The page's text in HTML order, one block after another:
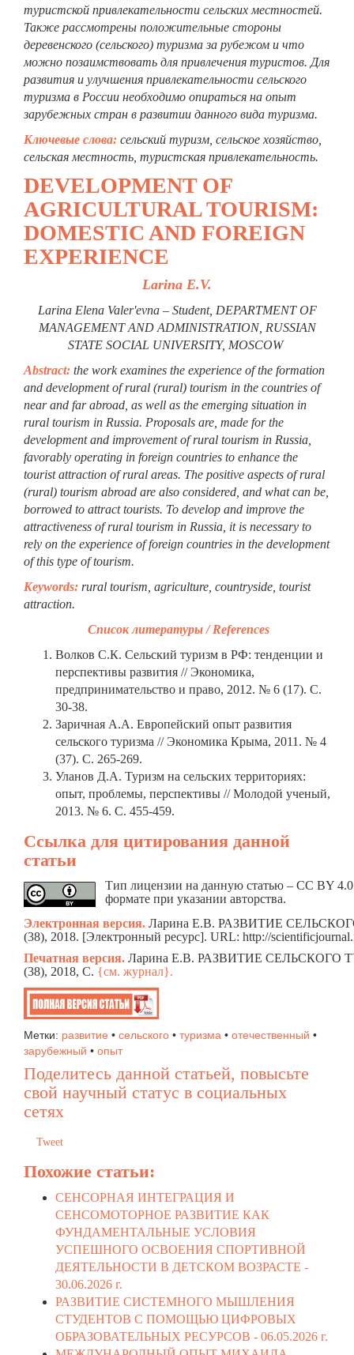
туристской привлекательности сельских местностей.
Также рассмотрены положительные стороны
деревенского (сельского) туризма за рубежом и что
можно позаимствовать для привлечения туристов. Для
развития и улучшения привлекательности сельского
туризма в России необходимо опираться на опыт
зарубежных стран в развитии данного вида туризма.
Ключевые слова: сельский туризм, сельское хозяйство,
сельская местность, туристская привлекательность.
DEVELOPMENT OF
AGRICULTURAL TOURISM:
DOMESTIC AND FOREIGN
EXPERIENCE
Larina E.V.
Larina Elena Valer'evna – Student, DEPARTMENT OF
MANAGEMENT AND ADMINISTRATION, RUSSIAN
STATE SOCIAL UNIVERSITY, MOSCOW
Abstract: the work examines the experience of the formation
and development of rural (rural) tourism in the countries of
near and far abroad, as well as the emerging situation in
rural tourism in Russia. Proposals are, made for the
development and improvement of rural tourism in Russia,
favorably operating in foreign countries to enhance the
tourist attraction of rural areas. The positive aspects of rural
(rural) tourism abroad are also considered, and what can be,
borrowed to attract tourists. To develop and improve the
attractiveness of rural tourism in Russia, it is necessary to
rely on the experience of foreign countries in the development
of this type of tourism.
Keywords: rural tourism, agriculture, countryside, tourist
attraction.
Список литературы / References
Волков С.К. Сельский туризм в РФ: тенденции и
перспективы развития // Экономика,
предпринимательство и право, 2012. № 6 (17). С.
30-38.
Заричная А.А. Европейский опыт развития
сельского туризма // Экономика Крыма, 2011. № 4
(37). С. 265-269.
Уланов Д.А. Туризм на сельских территориях:
опыт, проблемы, перспективы // Молодой ученый,
2013. № 6. С. 455-459.
Ссылка для цитирования данной
статьи
Тип лицензии на данную статью – CC BY
формате при указании авторства.
Электронная версия. Ларина Е.В. РАЗВИТИЕ
(38), 2018. [Электронный ресурс]. URL: http://
Печатная версия. Ларина Е.В. РАЗВИТИЕ СЕЛЬСКОГО
(38), 2018, C. {см. журнал}.
Метки: развитие • сельского • туризма • отечественный •
зарубежный • опыт
Поделитесь данной статьей, повысьте
свой научный статус в социальных
сетях
Tweet
Похожие статьи:
СЕНСОРНАЯ ИНТЕГРАЦИЯ И
СЕНСОМОТОРНОЕ РАЗВИТИЕ КАК
ФУНДАМЕНТАЛЬНЫЕ УСЛОВИЯ
УСПЕШНОГО ОСВОЕНИЯ СПОРТИВНОЙ
ДЕЯТЕЛЬНОСТИ В ДЕТСКОМ ВОЗРАСТЕ -
30.06.2026 г.
РАЗВИТИЕ СИСТЕМНОГО МЫШЛЕНИЯ
СТУДЕНТОВ С ПОМОЩЬЮ ЦИФРОВЫХ
ОБРАЗОВАТЕЛЬНЫХ РЕСУРСОВ - 06.05.2026 г.